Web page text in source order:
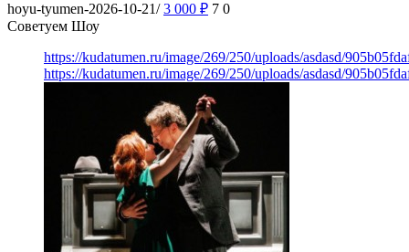
hoyu-tyumen-2026-10-21/ 3 000 ₽ 7 0
Советуем Шоу
https://kudatumen.ru/image/269/250/uploads/asdasd/
https://kudatumen.ru/image/269/250/uploads/asdasd/